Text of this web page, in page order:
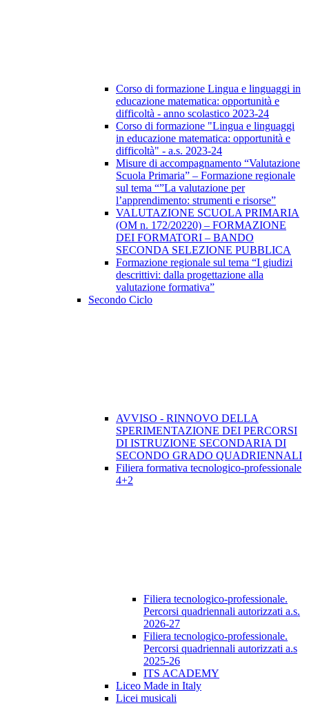
Corso di formazione Lingua e linguaggi in
educazione matematica: opportunità e
difficoltà - anno scolastico 2023-24
Corso di formazione "Lingua e linguaggi
in educazione matematica: opportunità e
difficoltà" - a.s. 2023-24
Misure di accompagnamento “Valutazione
Scuola Primaria” – Formazione regionale
sul tema “”La valutazione per
l’apprendimento: strumenti e risorse”
VALUTAZIONE SCUOLA PRIMARIA
(OM n. 172/20220) – FORMAZIONE
DEI FORMATORI – BANDO
SECONDA SELEZIONE PUBBLICA
Formazione regionale sul tema “I giudizi
descrittivi: dalla progettazione alla
valutazione formativa”
Secondo Ciclo
AVVISO - RINNOVO DELLA
SPERIMENTAZIONE DEI PERCORSI
DI ISTRUZIONE SECONDARIA DI
SECONDO GRADO QUADRIENNALI
Filiera formativa tecnologico-professionale
4+2
Filiera tecnologico-professionale.
Percorsi quadriennali autorizzati a.s.
2026-27
Filiera tecnologico-professionale.
Percorsi quadriennali autorizzati a.s
2025-26
ITS ACADEMY
Liceo Made in Italy
Licei musicali